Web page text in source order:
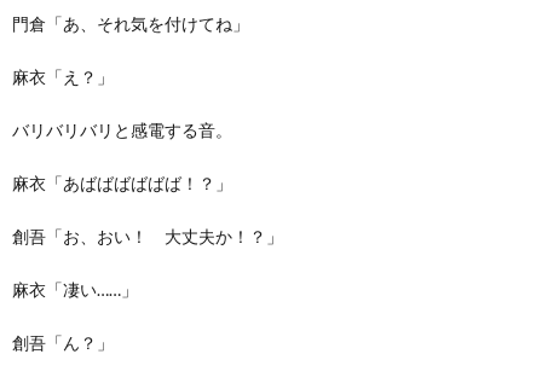
門倉「あ、それ気を付けてね」
麻衣「え？」
バリバリバリと感電する音。
麻衣「あばばばばばば！？」
創吾「お、おい！ 大丈夫か！？」
麻衣「凄い……」
創吾「ん？」